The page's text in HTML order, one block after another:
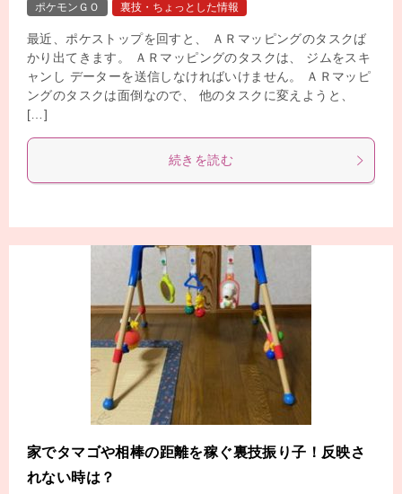
ポケモンＧＯ
裏技・ちょっとした情報
最近、ポケストップを回すと、 ＡＲマッピングのタスクば
かり出てきます。 ＡＲマッピングのタスクは、 ジムをスキ
ャンし データーを送信しなければいけません。 ＡＲマッピ
ングのタスクは面倒なので、 他のタスクに変えようと、
[…]
続きを読む
家でタマゴや相棒の距離を稼ぐ裏技振り子！反映さ
れない時は？